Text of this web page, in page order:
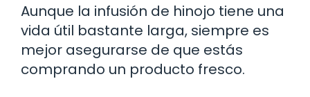
Aunque la infusión de hinojo tiene una
vida útil bastante larga, siempre es
mejor asegurarse de que estás
comprando un producto fresco.